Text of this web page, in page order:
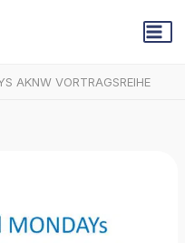
AKNW VORTRAGSREIHE